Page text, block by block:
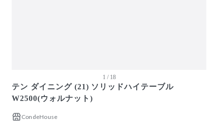
1 / 18
テン ダイニング (21) ソリッドハイテーブル
W2500(ウォルナット)
CondeHouse